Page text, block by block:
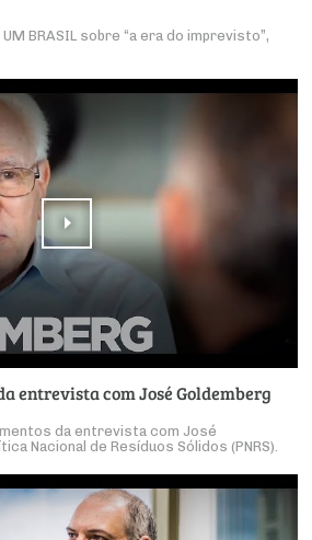
BRASIL sobre “a era do imprevisto”,
entrevista com José Goldemberg
da entrevista com José
Nacional de Resíduos Sólidos (PNRS).